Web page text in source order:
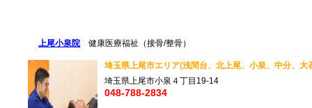
上尾小泉院 健康医療福祉（接骨/整骨）
埼玉県上尾市エリア(浅間台、北上尾、小泉、中分、大
埼玉県上尾市小泉４丁目19-14
048-788-2834